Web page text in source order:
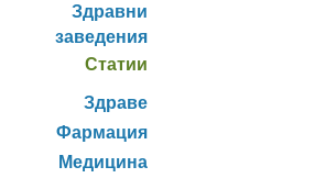
Здравни
заведения
Статии
Здраве
Фармация
Медицина